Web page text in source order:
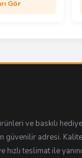
Gör
ve baskılı hediye
güvenilir adresi.
teslimat ile